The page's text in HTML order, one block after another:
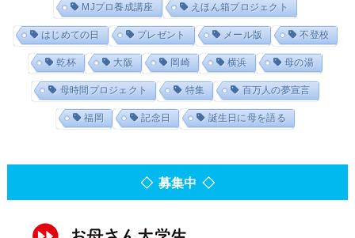
MJプロ養成講座 えほん箱プロジェクト
はじめての日 プレゼント メール版 不登校
乾杯 大阪 岡崎 横浜 母の湯
母時間プロジェクト 特集 百万人の夢宣言
福岡 記念日 誕生日に母を語る
◇ 募集中 ◇